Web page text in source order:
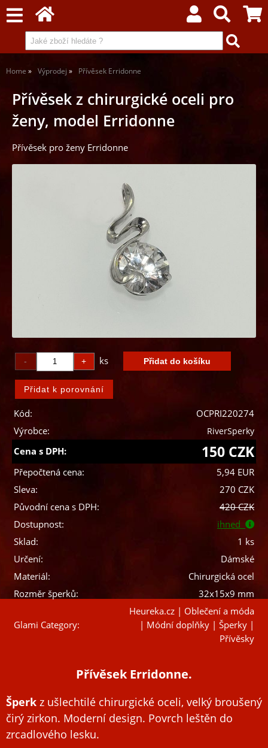
Home Výprodej Přívěsek Erridonne
Přívěsek z chirurgické oceli pro
ženy, model Erridonne
Přívěsek pro ženy Erridonne
ks
Kód:
OCPRI220274
Výrobce:
RiverSperky
Cena s DPH: 150 CZK
Přepočtená cena:
5,94 EUR
Sleva:
270 CZK
Původní cena s DPH:
420 CZK
Dostupnost:
ihned
Sklad:
1 ks
Určení:
Dámské
Materiál:
Chirurgická ocel
Rozměr šperků:
32x15x9 mm
Glami Category:
Heureka.cz | Oblečení a móda
| Módní doplňky | Šperky |
Přívěsky
Přívěsek Erridonne.
Šperk z ušlechtilé chirurgické oceli, velký broušený
čirý zirkon. Moderní design. Povrch leštěn do
zrcadlového lesku.